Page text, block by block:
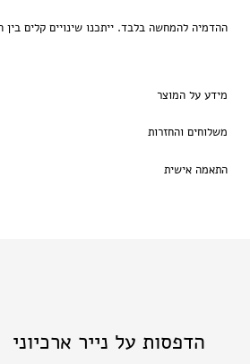
ההדמיה להמחשה בלבד. ייתכנו שינויים קלים בין
מידע על המוצר
משלוחים והחזרות
התאמה אישית
הדפסות על נייר ארכיוני